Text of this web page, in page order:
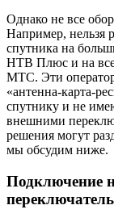
Однако не все
Например, нельзя
спутника на
НТВ Плюс и на
МТС. Эти
«антенна-карта-
спутнику и не
внешними
решения могут
мы обсудим ниже.
Подключение